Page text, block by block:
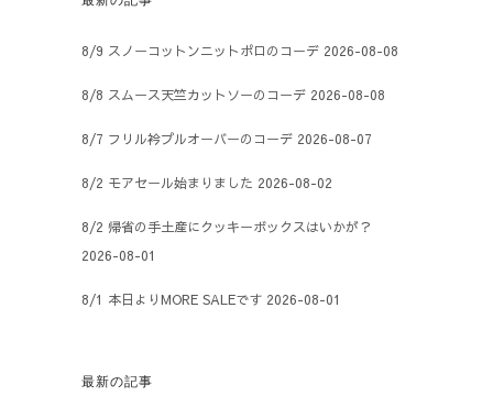
8/9 スノーコットンニットポロのコーデ 2026-08-08
8/8 スムース天竺カットソーのコーデ 2026-08-08
8/7 フリル衿プルオーバーのコーデ 2026-08-07
8/2 モアセール始まりました 2026-08-02
8/2 帰省の手土産にクッキーボックスはいかが？
2026-08-01
8/1 本日よりMORE SALEです 2026-08-01
最新の記事